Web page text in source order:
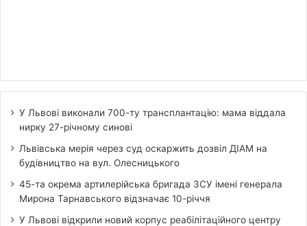
У Львові виконали 700-ту трансплантацію: мама віддала
нирку 27-річному синові
Львівська мерія через суд оскаржить дозвіл ДІАМ на
будівництво на вул. Олесницького
45-та окрема артилерійська бригада ЗСУ імені генерала
Мирона Тарнавського відзначає 10-річчя
У Львові відкрили новий корпус реабілітаційного центру